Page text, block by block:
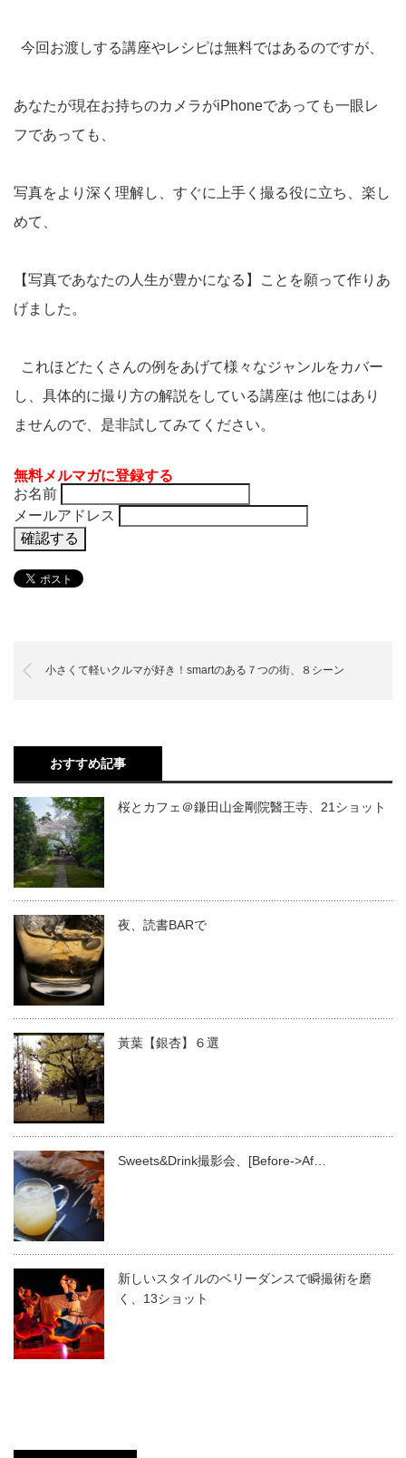
今回お渡しする講座やレシピは無料ではあるのですが、
あなたが現在お持ちのカメラがiPhoneであっても一眼レ
フであっても、
写真をより深く理解し、すぐに上手く撮る役に立ち、楽し
めて、
【写真であなたの人生が豊かになる】ことを願って作りあ
げました。
これほどたくさんの例をあげて様々なジャンルをカバー
し、具体的に撮り方の解説をしている講座は 他にはあり
ませんので、是非試してみてください。
無料メルマガに登録する
お名前
メールアドレス
小さくて軽いクルマが好き！smartのある７つの街、８シーン
おすすめ記事
桜とカフェ＠鎌田山金剛院醫王寺、21ショット
夜、読書BARで
黃葉【銀杏】６選
Sweets&Drink撮影会、[Before->Af…
新しいスタイルのベリーダンスで瞬撮術を磨
く、13ショット